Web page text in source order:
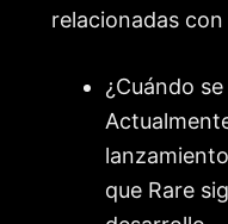
relacionadas
¿Cuándo
que Rare